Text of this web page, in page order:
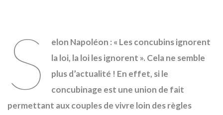
S
elon Napoléon : « Les concubins ignorent
la loi, la loi les ignorent ». Cela ne semble
plus d’actualité ! En effet, si le
concubinage est une union de fait
permettant aux couples de vivre loin des règles